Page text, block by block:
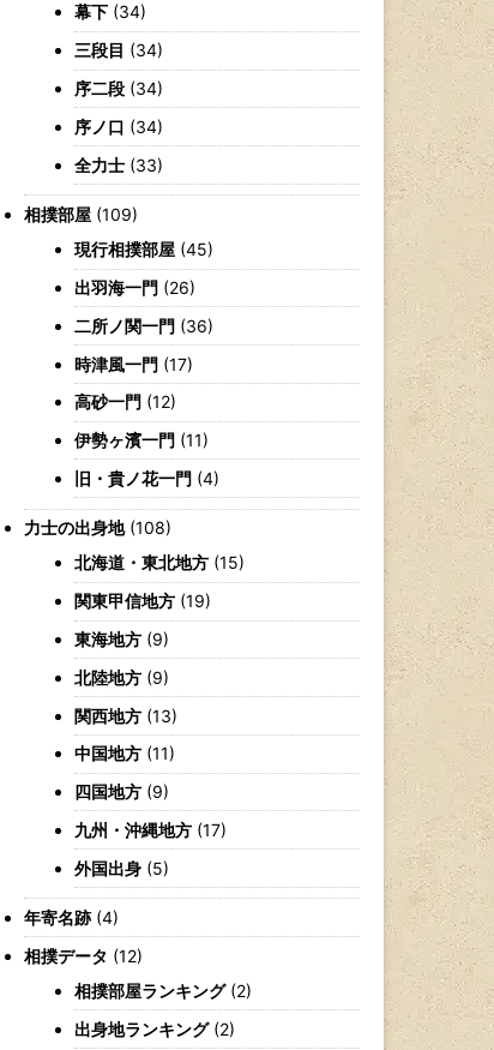
幕下 (34)
三段目 (34)
序二段 (34)
序ノ口 (34)
全力士 (33)
相撲部屋 (109)
現行相撲部屋 (45)
出羽海一門 (26)
二所ノ関一門 (36)
時津風一門 (17)
高砂一門 (12)
伊勢ヶ濱一門 (11)
旧・貴ノ花一門 (4)
力士の出身地(108)
北海道・東北地方 (15)
関東甲信地方 (19)
東海地方 (9)
北陸地方 (9)
関西地方 (13)
中国地方 (11)
四国地方 (9)
九州・沖縄地方 (17)
外国出身 (5)
年寄名跡(4)
相撲データ (12)
相撲部屋ランキング(2)
出身地ランキング(2)